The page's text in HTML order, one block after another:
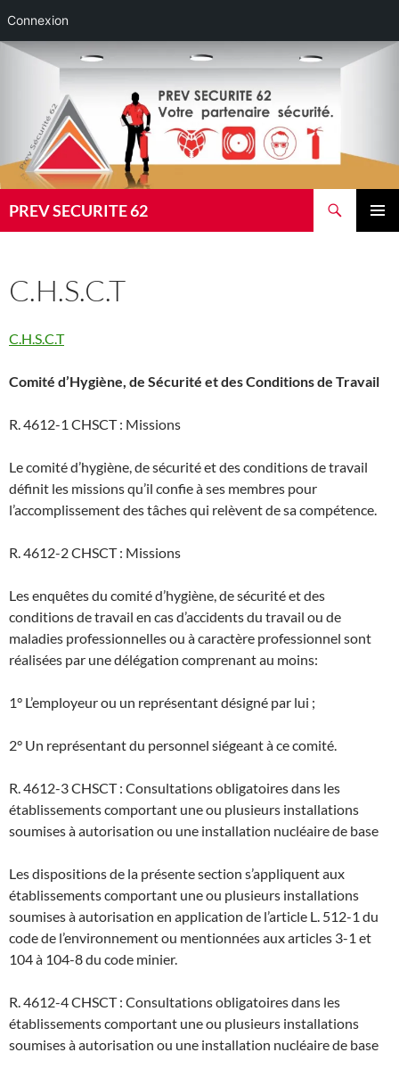
Connexion
Aller
PREV SECURITE 62
C.H.S.C.T
C.H.S.C.T
Comité d’Hygiène, de Sécurité et des Conditions de Travail
R. 4612-1 CHSCT : Missions
Le comité d’hygiène, de sécurité et des conditions de travail
définit les missions qu’il confie à ses membres pour
l’accomplissement des tâches qui relèvent de sa compétence.
R. 4612-2 CHSCT : Missions
Les enquêtes du comité d’hygiène, de sécurité et des
conditions de travail en cas d’accidents du travail ou de
maladies professionnelles ou à caractère professionnel sont
réalisées par une délégation comprenant au moins:
1° L’employeur ou un représentant désigné par lui ;
2° Un représentant du personnel siégeant à ce comité.
R. 4612-3 CHSCT : Consultations obligatoires dans les
établissements comportant une ou plusieurs installations
soumises à autorisation ou une installation nucléaire de base
Les dispositions de la présente section s’appliquent aux
établissements comportant une ou plusieurs installations
soumises à autorisation en application de l’article L. 512-1 du
code de l’environnement ou mentionnées aux articles 3-1 et
104 à 104-8 du code minier.
R. 4612-4 CHSCT : Consultations obligatoires dans les
établissements comportant une ou plusieurs installations
soumises à autorisation ou une installation nucléaire de base